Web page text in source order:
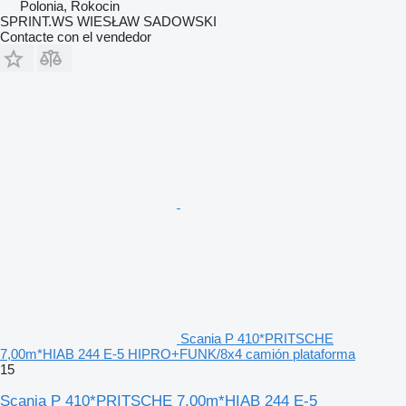
Polonia, Rokocin
SPRINT.WS WIESŁAW SADOWSKI
Contacte con el vendedor
Scania P 410*PRITSCHE
7,00m*HIAB 244 E-5 HIPRO+FUNK/8x4 camión plataforma
15
Scania P 410*PRITSCHE 7,00m*HIAB 244 E-5